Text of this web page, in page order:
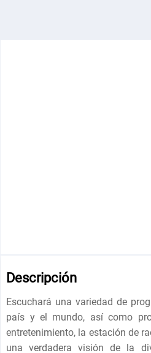
Descripción
Escuchará una variedad de
país y el mundo, así como
entretenimiento, la estación de
una verdadera visión de la